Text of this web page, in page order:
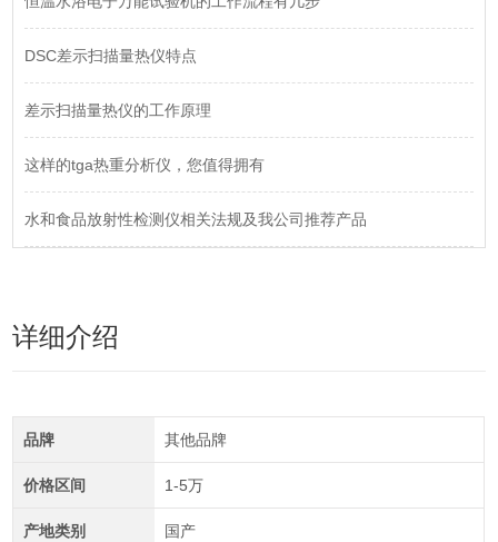
DSC差示扫描量热仪特点
差示扫描量热仪的工作原理
这样的tga热重分析仪，您值得拥有
水和食品放射性检测仪相关法规及我公司推荐产品
详细介绍
品牌 其他品牌
价格区间 1-5万
产地类别 国产